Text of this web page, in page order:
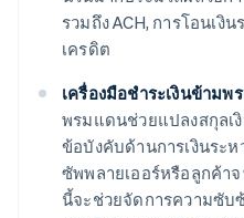
รวมถึง ACH, การโอนเงิ
เครดิต
เครื่องมือชําระเงินข้ามพ
พรมแดนช่วยแปลงสกุล
ข้อบังคับด้านการเงินระ
ซัพพลายเออร์หรือลูกค้าจ
นี้จะช่วยจัดการความซับ